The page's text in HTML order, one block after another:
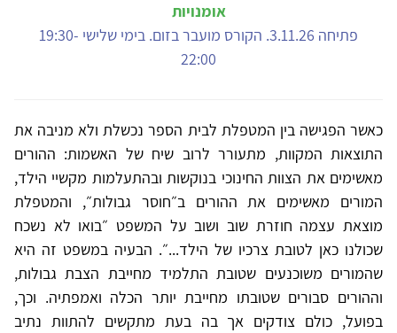
אומנויות
פתיחה 3.11.26. הקורס מועבר בזום. בימי שלישי 19:30-
22:00
כאשר הפגישה בין המטפלת לבית הספר נכשלת ולא מניבה את
התוצאות המקוות, מתעורר לרוב שיח של האשמות: ההורים
מאשימים את הצוות החינוכי בנוקשות ובהתעלמות מקשיי הילד,
המורים מאשימים את ההורים ב״חוסר גבולות״, והמטפלת
מוצאת עצמה חוזרת שוב ושוב על המשפט ״בואו לא נשכח
שכולנו כאן לטובת צרכיו של הילד...״. הבעיה במשפט זה היא
שהמורים משוכנעים שטובת התלמיד מחייבת הצבת גבולות,
וההורים סבורים שטובתו מחייבת יותר הכלה ואמפתיה. וכך,
בפועל, כולם צודקים אך בה בעת מתקשים להתוות נתיב